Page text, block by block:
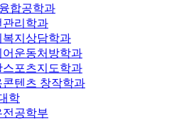
합공학과
관리학과
복지상담학과
어운동처방학과
스포츠지도학과
콘텐츠 창작학과
학
전공학부